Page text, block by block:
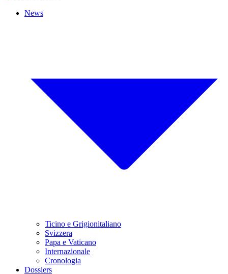
News
Ticino e Grigionitaliano
Svizzera
Papa e Vaticano
Internazionale
Cronologia
Dossiers